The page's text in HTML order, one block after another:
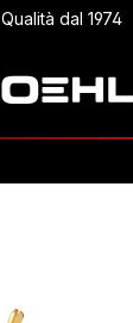
Qualità dal 1974